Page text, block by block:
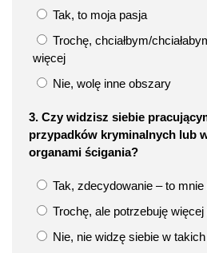
Tak, to moja pasja
Trochę, chciałbym/
więcej
Nie, wolę inne obszary
3. Czy widzisz siebie
przypadków kryminalnych lub
organami ścigania?
Tak, zdecydowanie – to
Trochę, ale potrzebuję
Nie, nie widzę siebie w